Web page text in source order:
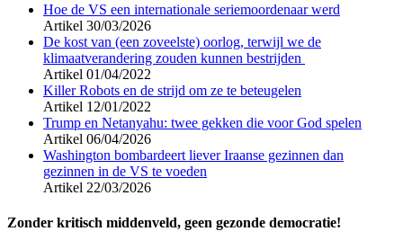
Hoe de VS een internationale seriemoordenaar werd
Artikel 30/03/2026
De kost van (een zoveelste) oorlog, terwijl we de
klimaatverandering zouden kunnen bestrijden
Artikel 01/04/2022
Killer Robots en de strijd om ze te beteugelen
Artikel 12/01/2022
Trump en Netanyahu: twee gekken die voor God spelen
Artikel 06/04/2026
Washington bombardeert liever Iraanse gezinnen dan
gezinnen in de VS te voeden
Artikel 22/03/2026
Zonder kritisch middenveld, geen gezonde democratie!